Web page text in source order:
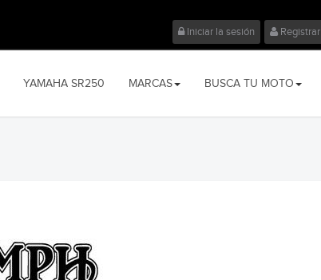
Iniciar la sesión Registrar
YAMAHA SR250 MARCAS BUSCA TU MOTO